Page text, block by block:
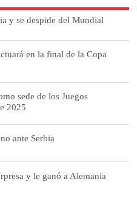
y se despide del Mundial
en la final de la Copa
sede de los Juegos
2025
ante Serbia
y le ganó a Alemania